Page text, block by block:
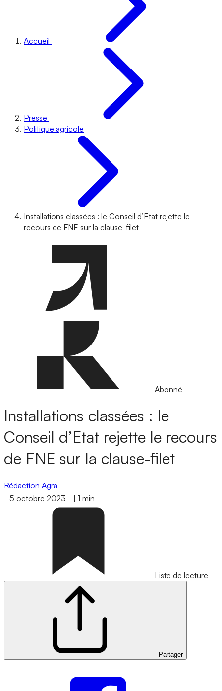
Accueil
Presse
Politique agricole
Installations classées : le Conseil d’Etat rejette le
recours de FNE sur la clause-filet
Abonné
Installations classées : le
Conseil d’Etat rejette le recours
de FNE sur la clause-filet
Rédaction Agra
- 5 octobre 2023 - 1 min
Liste de lecture
Partager